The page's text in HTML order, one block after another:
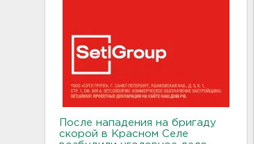
После нападения на бригаду
скорой в Красном Селе